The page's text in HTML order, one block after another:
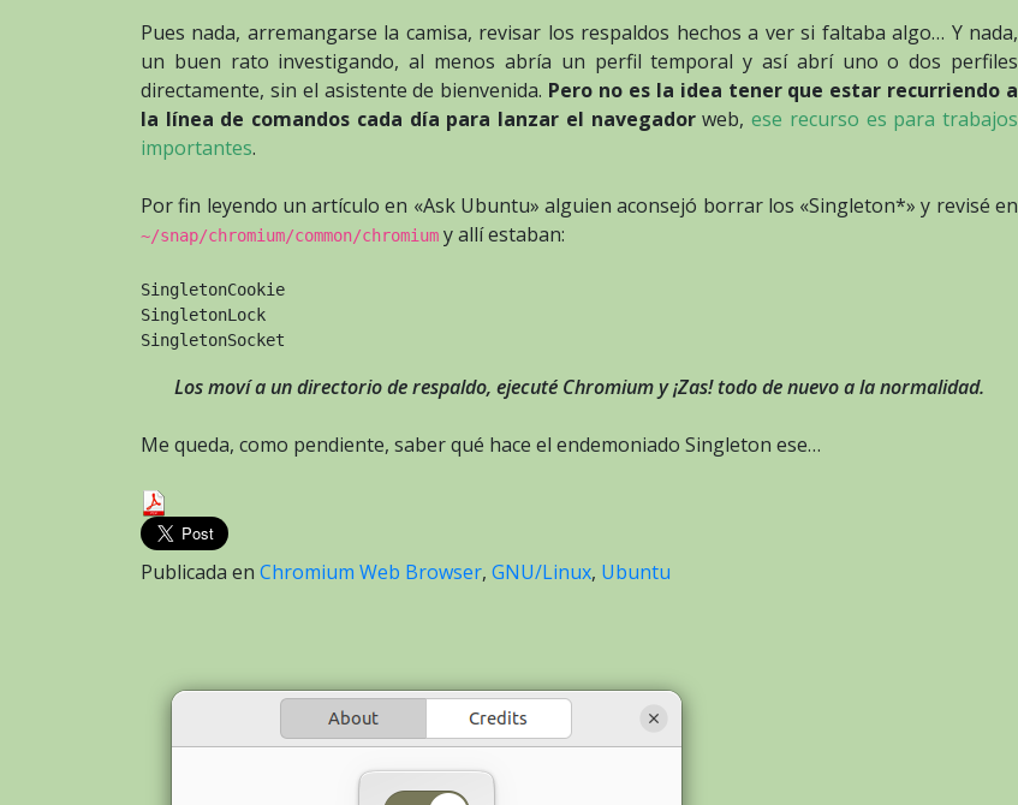
Pues nada, arremangarse la camisa, revisar los respaldos hechos a ver si faltaba algo… Y nada,
un buen rato investigando, al menos abría un perfil temporal y así abrí uno o dos perfiles
directamente, sin el asistente de bienvenida. Pero no es la idea tener que estar recurriendo a
la línea de comandos cada día para lanzar el navegadorweb,ese recurso es para trabajos
importantes.
Por fin leyendo un artículo en «Ask Ubuntu» alguien aconsejó borrar los «Singleton*» y revisé en
~/snap/chromium/common/chromium y allí estaban:
SingletonCookie
SingletonLock
SingletonSocket
Los moví a un directorio de respaldo, ejecuté Chromium y ¡Zas! todo de nuevo a la normalidad.
Me queda, como pendiente, saber qué hace el endemoniado Singleton ese…
Publicada en Chromium Web Browser, GNU/Linux, Ubuntu